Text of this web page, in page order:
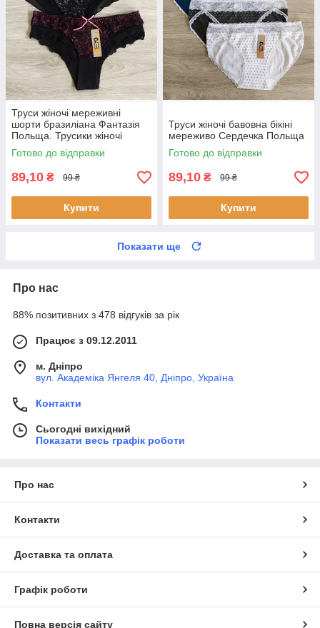
Труси жіночі мереживні
шорти бразиліана Фантазія
Польща. Трусики жіночі
шортами
Готово до відправки
89,10 ₴ 99 ₴
Купити
Труси жіночі бавовна бікіні
мереживо Сердечка Польща
Готово до відправки
89,10 ₴ 99 ₴
Купити
Показати ще
Про нас
88% позитивних з 478 відгуків за рік
Працює з 09.12.2011
м. Дніпро
вул. Академіка Янгеля 40, Дніпро, Україна
Контакти
Сьогодні вихідний
Показати весь графік роботи
Про нас
Контакти
Доставка та оплата
Графік роботи
Повна версія сайту